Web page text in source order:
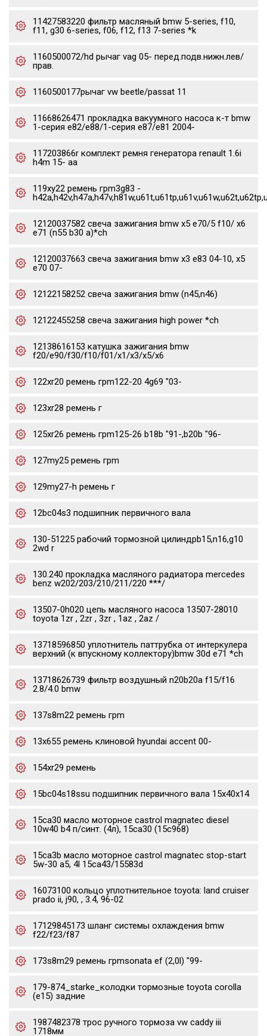
11427583220 фильтр масляный bmw 5-series, f10,
f11, g30 6-series, f06, f12, f13 7-series *k
1160500072/hd рычаг vag 05- перед.подв.нижн.лев/
прав.
1160500177рычаг vw beetle/passat 11
11668626471 прокладка вакуумного насоса к-т bmw
1-серия e82/e88/1-серия e87/e81 2004-
117203866r комплект ремня генератора renault 1.6i
h4m 15- aa
119xy22 ремень грm3g83 -
12120037582 свеча зажигания bmw x5 e70/5 f10/ x6
e71 (n55 b30 a)*ch
12120037663 свеча зажигания bmw x3 e83 04-10, x5
e70 07-
12122158252 свеча зажигания bmw (n45,n46)
12122455258 свеча зажигания high power *ch
12138616153 катушка зажигания bmw
f20/e90/f30/f10/f01/x1/x3/x5/x6
122xr20 ремень грm122-20 4g69 "03-
123xr28 ремень г
125xr26 ремень грm125-26 b18b "91-,b20b "96-
127my25 ремень грm
129my27-h ремень г
12bc04s3 подшипник первичного вала
130-51225 рабочий тормозной цилиндрb15,n16,g10
2wd r
130.240 прокладка масляного радиатора mercedes
benz w202/203/210/211/220 ***/
13507-0h020 цепь масляного насоса 13507-28010
toyota 1zr , 2zr , 3zr , 1az , 2az /
13718596850 уплотнитель паттрубка от интеркулера
верхний (к впускному коллектору)bmw 30d e71 *ch
13718626739 фильтр воздушный n20b20a f15/f16
2.8/4.0 bmw
137s8m22 ремень грm
13x655 ремень клиновой hyundai accent 00-
154xr29 ремень
15bc04s18ssu подшипник первичного вала 15x40x14
15ca30 масло моторное castrol magnatec diesel
10w40 b4 п/синт. (4л), 15ca30 (15c968)
15ca3b масло моторное castrol magnatec stop-start
5w-30 a5, 4l 15ca43/15583d
16073100 кольцо уплотнительное toyota: land cruiser
prado ii, j90, , 3.4, 96-02
17129845173 шланг системы охлаждения bmw
f22/f23/f87
173s8m29 ремень грmsonata ef (2,0l) "99-
179-874_starke_колодки тормозные toyota corolla
(e15) задние
1987482378 трос ручного тормоза vw caddy iii
1718мм